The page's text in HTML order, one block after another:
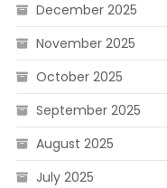
December 2025
November 2025
October 2025
September 2025
August 2025
July 2025